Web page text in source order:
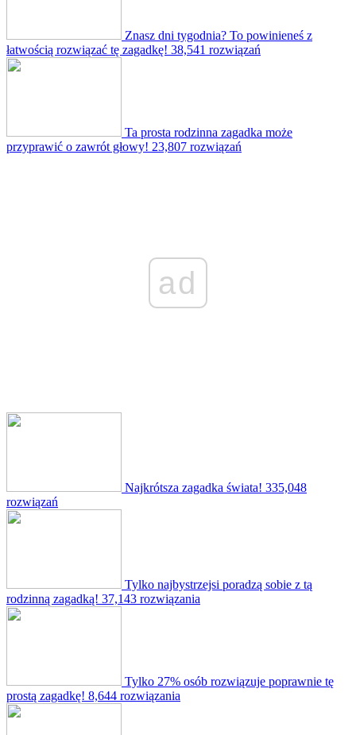
Znasz dni tygodnia? To powinieneś z
łatwością rozwiązać tę zagadkę! 38,541 rozwiązań
Ta prosta rodzinna zagadka może
przyprawić o zawrót głowy! 23,807 rozwiązań
ad
Najkrótsza zagadka świata! 335,048
rozwiązań
Tylko najbystrzejsi poradzą sobie z tą
rodzinną zagadką! 37,143 rozwiązania
Tylko 27% osób rozwiązuje poprawnie tę
prostą zagadkę! 8,644 rozwiązania